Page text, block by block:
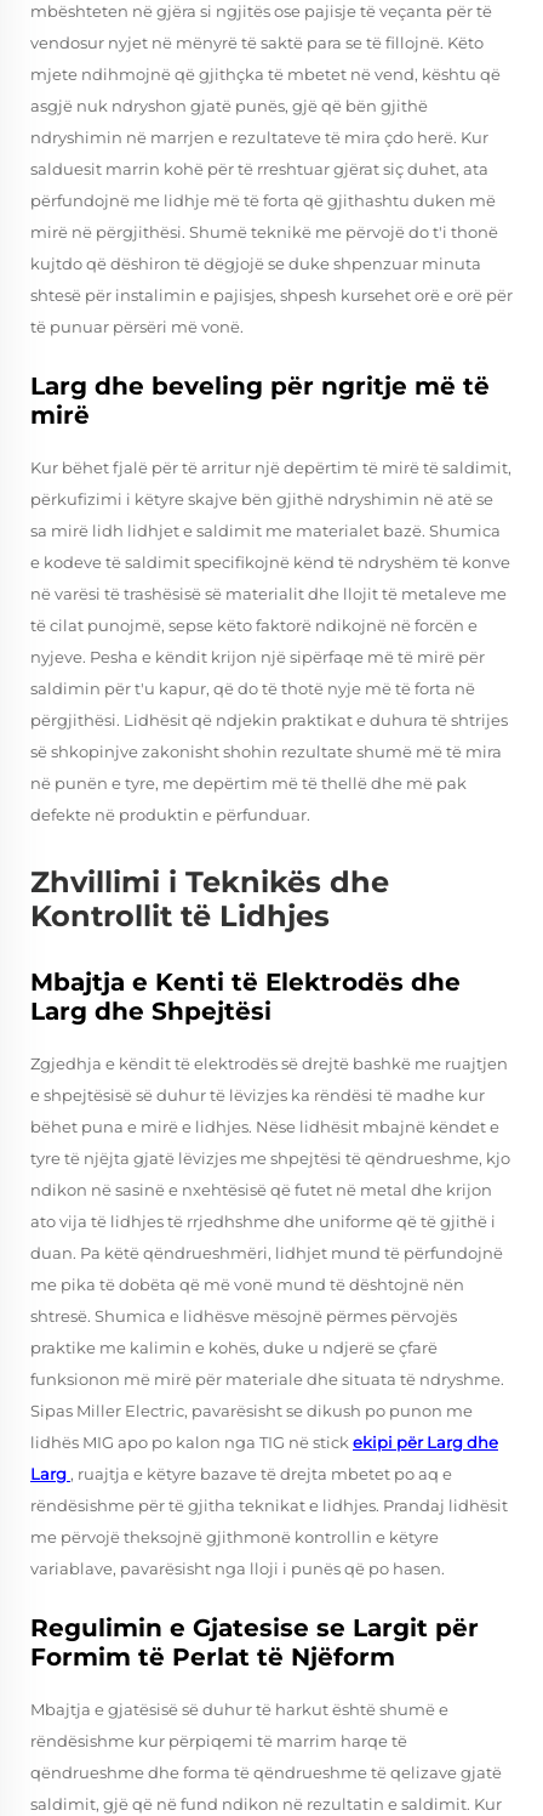
mbështeten në gjëra si ngjitës ose pajisje të veçanta për të
vendosur nyjet në mënyrë të saktë para se të fillojnë. Këto
mjete ndihmojnë që gjithçka të mbetet në vend, kështu që
asgjë nuk ndryshon gjatë punës, gjë që bën gjithë
ndryshimin në marrjen e rezultateve të mira çdo herë. Kur
salduesit marrin kohë për të rreshtuar gjërat siç duhet, ata
përfundojnë me lidhje më të forta që gjithashtu duken më
mirë në përgjithësi. Shumë teknikë me përvojë do t'i thonë
kujtdo që dëshiron të dëgjojë se duke shpenzuar minuta
shtesë për instalimin e pajisjes, shpesh kursehet orë e orë për
të punuar përsëri më vonë.
Larg dhe beveling për ngritje më të
mirë
Kur bëhet fjalë për të arritur një depërtim të mirë të saldimit,
përkufizimi i këtyre skajve bën gjithë ndryshimin në atë se
sa mirë lidh lidhjet e saldimit me materialet bazë. Shumica
e kodeve të saldimit specifikojnë kënd të ndryshëm të konve
në varësi të trashësisë së materialit dhe llojit të metaleve me
të cilat punojmë, sepse këto faktorë ndikojnë në forcën e
nyjeve. Pesha e këndit krijon një sipërfaqe më të mirë për
saldimin për t'u kapur, që do të thotë nyje më të forta në
përgjithësi. Lidhësit që ndjekin praktikat e duhura të shtrijes
së shkopinjve zakonisht shohin rezultate shumë më të mira
në punën e tyre, me depërtim më të thellë dhe më pak
defekte në produktin e përfunduar.
Zhvillimi i Teknikës dhe
Kontrollit të Lidhjes
Mbajtja e Kenti të Elektrodës dhe
Larg dhe Shpejtësi
Zgjedhja e këndit të elektrodës së drejtë bashkë me ruajtjen
e shpejtësisë së duhur të lëvizjes ka rëndësi të madhe kur
bëhet puna e mirë e lidhjes. Nëse lidhësit mbajnë këndet e
tyre të njëjta gjatë lëvizjes me shpejtësi të qëndrueshme, kjo
ndikon në sasinë e nxehtësisë që futet në metal dhe krijon
ato vija të lidhjes të rrjedhshme dhe uniforme që të gjithë i
duan. Pa këtë qëndrueshmëri, lidhjet mund të përfundojnë
me pika të dobëta që më vonë mund të dështojnë nën
shtresë. Shumica e lidhësve mësojnë përmes përvojës
praktike me kalimin e kohës, duke u ndjerë se çfarë
funksionon më mirë për materiale dhe situata të ndryshme.
Sipas Miller Electric, pavarësisht se dikush po punon me
lidhës MIG apo po kalon nga TIG në stick ekipi për Larg dhe
Larg , ruajtja e këtyre bazave të drejta mbetet po aq e
rëndësishme për të gjitha teknikat e lidhjes. Prandaj lidhësit
me përvojë theksojnë gjithmonë kontrollin e këtyre
variablave, pavarësisht nga lloji i punës që po hasen.
Regulimin e Gjatesise se Largit për
Formim të Perlat të Njëform
Mbajtja e gjatësisë së duhur të harkut është shumë e
rëndësishme kur përpiqemi të marrim harqe të
qëndrueshme dhe forma të qëndrueshme të qelizave gjatë
saldimit, gjë që në fund ndikon në rezultatin e saldimit. Kur